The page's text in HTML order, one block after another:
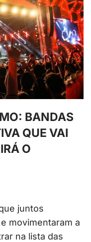
BANDAS
QUE VAI
O
juntos
movimentaram a
na lista das